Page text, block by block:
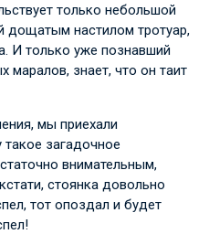
только небольшой
дощатым настилом тротуар,
И только уже познавший
маралов, знает, что он таит
мы приехали
загадочное
внимательным,
стоянка довольно
тот опоздал и будет